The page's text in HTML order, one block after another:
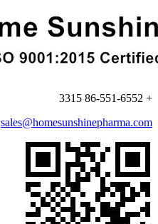
+ 86-551-6552 3315
sales@homesunshinepharma.com